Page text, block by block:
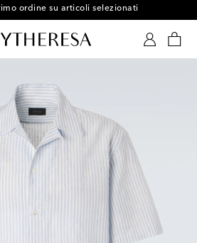
ordine su articoli selezionati